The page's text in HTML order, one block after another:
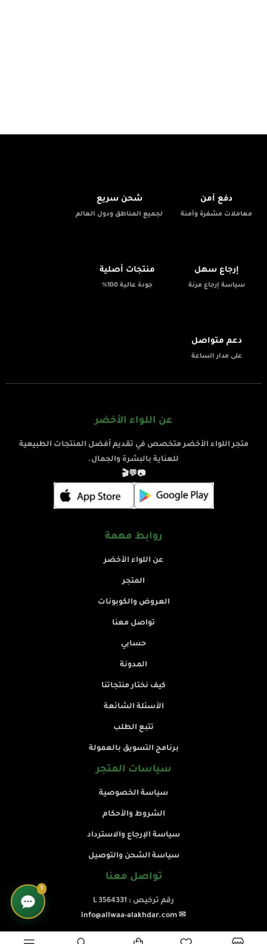
دفع آمن
معاملات مشفرة وآمنة
شحن سريع
لجميع المناطق ودول العالم
إرجاع سهل
سياسة إرجاع مرنة
منتجات أصلية
جودة عالية 100%
دعم متواصل
على مدار الساعة
عن اللواء الأخضر
متجر اللواء الأخضر متخصص في تقديم أفضل المنتجات الطبيعية
للعناية بالبشرة والجمال.
📷
💬
🎬
روابط مهمة
عن اللواء الأخضر
المتجر
العروض والكوبونات
تواصل معنا
حسابي
المدونة
كيف نختار منتجاتنا
الأسئلة الشائعة
تتبع الطلب
برنامج التسويق بالعمولة
سياسات المتجر
سياسة الخصوصية
الشروط والأحكام
سياسة الإرجاع والاسترداد
سياسة الشحن والتوصيل
تواصل معنا
رقم ترخيص : L 3564331
✉ info@allwaa-alakhdar.com
1